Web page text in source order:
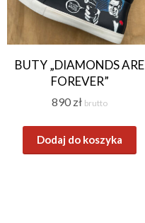
BUTY „DIAMONDS ARE
FOREVER”
890 zł brutto
Dodaj do koszyka